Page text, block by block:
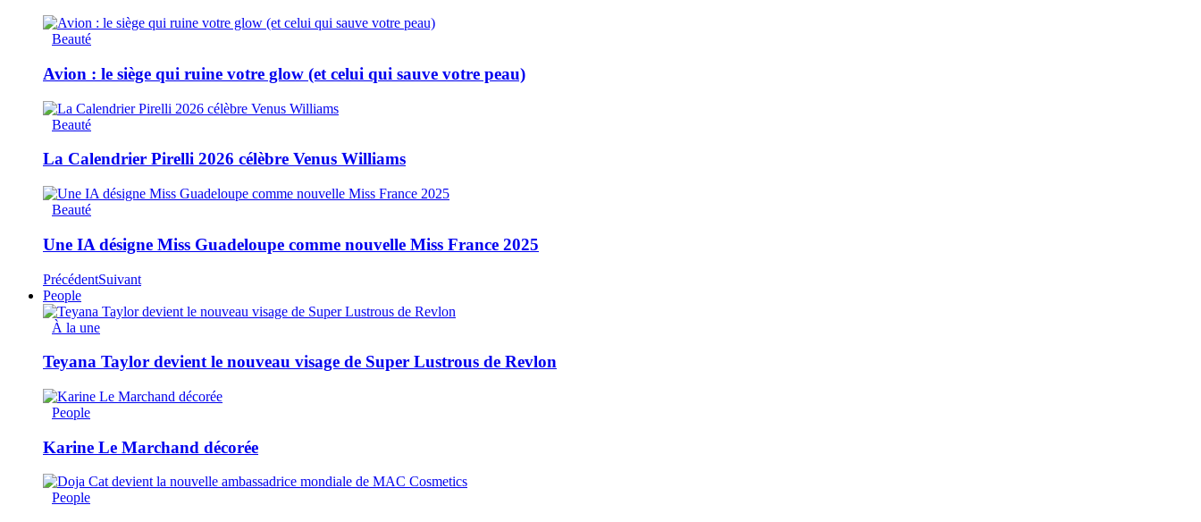
Beauté
Avion : le siège qui ruine votre glow (et celui qui sauve votre peau)
Beauté
La Calendrier Pirelli 2026 célèbre Venus Williams
Beauté
Une IA désigne Miss Guadeloupe comme nouvelle Miss France 2025
PrécédentSuivant
People
À la une
Teyana Taylor devient le nouveau visage de Super Lustrous de Revlon
People
Karine Le Marchand décorée
People